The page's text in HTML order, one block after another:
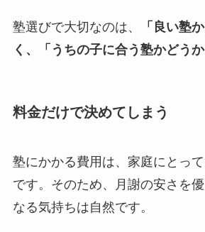
塾選びで大切なのは、
「良い塾
く、「うちの子に合う塾かどうか
料金だけで決めてしまう
塾にかかる費用は、家庭にとっ
です。そのため、月謝の安さを
なる気持ちは自然です。